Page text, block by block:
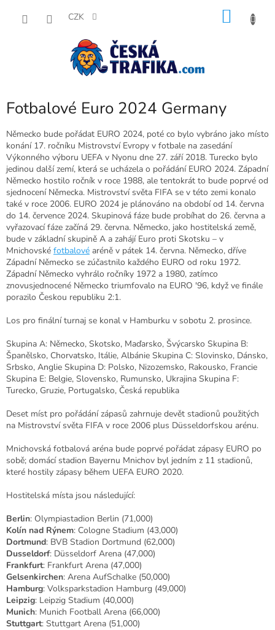
CZK
Fotbalové Euro 2024 Germany
Německo bude pořádat EURO 2024, poté co bylo vybráno jako místo
konání 17. ročníku Mistrovství Evropy v fotbale na zasedání
Výkonného výboru UEFA v Nyonu dne 27. září 2018. Turecko bylo
jedinou další zemí, která se ucházela o pořádání EURO 2024. Západní
Německo hostilo ročník v roce 1988, ale tentokrát to bude poprvé od
sjednocení Německa. Mistrovství světa FIFA se v této zemi konalo
také v roce 2006. EURO 2024 je plánováno na období od 14. června
do 14. července 2024. Skupinová fáze bude probíhat do 26. června a
vyřazovací fáze začíná 29. června. Německo, jako hostitelská země,
bude v základní skupině A a zahájí Euro proti Skotsku – v
Mnichovské fotbalové aréně v pátek 14. června. Německo, dříve
Západní Německo se zúčastnilo každého EURO od roku 1972.
Západní Německo vyhrálo ročníky 1972 a 1980, zatímco
znovusjednocené Německo triumfovalo na EURO '96, když ve finále
porazilo Českou republiku 2:1.
Los pro finální turnaj se konal v Hamburku v sobotu 2. prosince.
Skupina A: Německo, Skotsko, Maďarsko, Švýcarsko Skupina B:
Španělsko, Chorvatsko, Itálie, Albánie Skupina C: Slovinsko, Dánsko,
Srbsko, Anglie Skupina D: Polsko, Nizozemsko, Rakousko, Francie
Skupina E: Belgie, Slovensko, Rumunsko, Ukrajina Skupina F:
Turecko, Gruzie, Portugalsko, Česká republika
Deset míst pro pořádání zápasů zahrnuje devět stadionů použitých
na Mistrovství světa FIFA v roce 2006 plus Düsseldorfskou arénu.
Mnichovská fotbalová aréna bude poprvé pořádat zápasy EURO po
sobě; domácí stadion Bayernu Mnichov byl jedním z 11 stadionů,
které hostily zápasy během UEFA EURO 2020.
Hostitelská místa jsou následující:
Berlin: Olympiastadion Berlin (71,000)
Kolín nad Rýnem: Cologne Stadium (43,000)
Dortmund: BVB Stadion Dortmund (62,000)
Dusseldorf: Düsseldorf Arena (47,000)
Frankfurt: Frankfurt Arena (47,000)
Gelsenkirchen: Arena AufSchalke (50,000)
Hamburg: Volksparkstadion Hamburg (49,000)
Leipzig: Leipzig Stadium (40,000)
Munich: Munich Football Arena (66,000)
Stuttgart: Stuttgart Arena (51,000)